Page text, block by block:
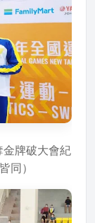
牌破大會紀
同）